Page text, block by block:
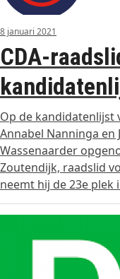
8 januari 2021
CDA-
Op de kandidatenlijst
Annabel Nanninga en
Wassenaarder
Zoutendijk, raadslid
neemt hij de 23e plek